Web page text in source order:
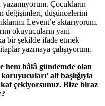
Çocukların
değişimleri, düşüncelerini
Levent’e aktarıyorum.
okuyucuların yani
bir şekilde ifade etmek
yazmaya çalışıyorum.
hem hâlâ gündemde olan
alt başlığıyla
çekiyorsunuz. Bize biraz